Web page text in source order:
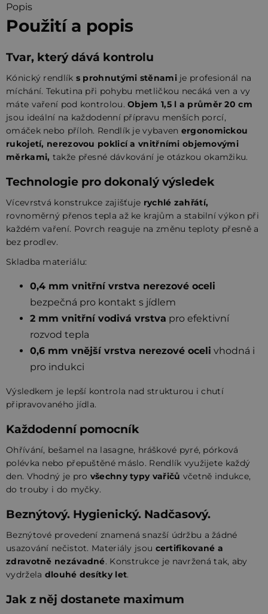
Popis
Použití a popis
Tvar, který dává kontrolu
Kónický rendlík s prohnutými stěnamije profesionál na
míchání. Tekutina při pohybu metličkou necáká ven a vy
máte vaření pod kontrolou.Objem 1,5 l a průměr 20 cm
jsou ideální na každodenní přípravu menších porcí,
omáček nebo příloh. Rendlík je vybaven ergonomickou
rukojetí, nerezovou poklicí a vnitřními objemovými
měrkami, takže přesné dávkování je otázkou okamžiku.
Technologie pro dokonalý výsledek
Vícevrstvá konstrukce zajišťuje rychlé zahřátí,
rovnoměrný přenos tepla až ke krajům a stabilní výkon při
každém vaření. Povrch reaguje na změnu teploty přesně a
bez prodlev.
Skladba materiálu:
0,4 mm vnitřní vrstva nerezové oceli
bezpečná pro kontakt s jídlem
2 mm vnitřní vodivá vrstva pro efektivní
rozvod tepla
0,6 mm vnější vrstva nerezové oceli vhodná i
pro indukci
Výsledkem je lepší kontrola nad strukturou i chutí
připravovaného jídla.
Každodenní pomocník
Ohřívání, bešamel na lasagne, hráškové pyré, pórková
polévka nebo přepuštěné máslo. Rendlík využijete každý
den. Vhodný je pro všechny typy vařičů včetně indukce,
do trouby i do myčky.
Beznýtový. Hygienický. Nadčasový.
Beznýtové provedení znamená snazší údržbu a žádné
usazování nečistot. Materiály jsou certifikované a
zdravotně nezávadné. Konstrukce je navržená tak, aby
vydržela dlouhé desítky let.
Jak z něj dostanete maximum